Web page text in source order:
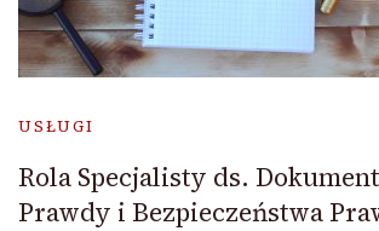
USŁUGI
Rola Specjalisty ds.
Prawdy i Bezpieczeństwa